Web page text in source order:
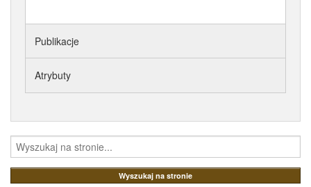
ATRYBUTY
Publikacje
Atrybuty